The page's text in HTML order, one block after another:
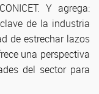
Y agrega:
de la industria
de estrechar lazos
una perspectiva
del sector para